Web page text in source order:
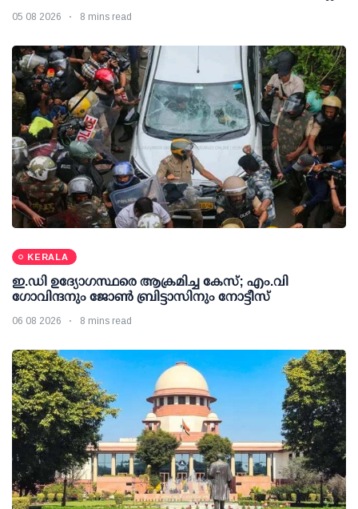
05 08 2026 8 mins read
KERALA
ഇ.ഡി ഉദ്യോഗസ്ഥരെ ആക്രമിച്ച കേസ്; എം.വി
ഗോവിന്ദനും ജോണ്‍ ബ്രിട്ടാസിനും നോട്ടീസ്
06 08 2026 8 mins read